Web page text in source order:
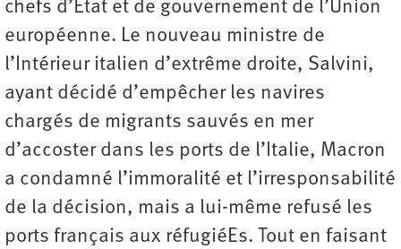
chefs d’État et de gouvernement de l’Union
européenne. Le nouveau ministre de
l’Intérieur italien d’extrême droite, Salvini,
ayant décidé d’empêcher les navires
chargés de migrants sauvés en mer
d’accoster dans les ports de l’Italie, Macron
a condamné l’immoralité et l’irresponsabilité
de la décision, mais a lui-même refusé les
ports français aux réfugiéEs. Tout en faisant